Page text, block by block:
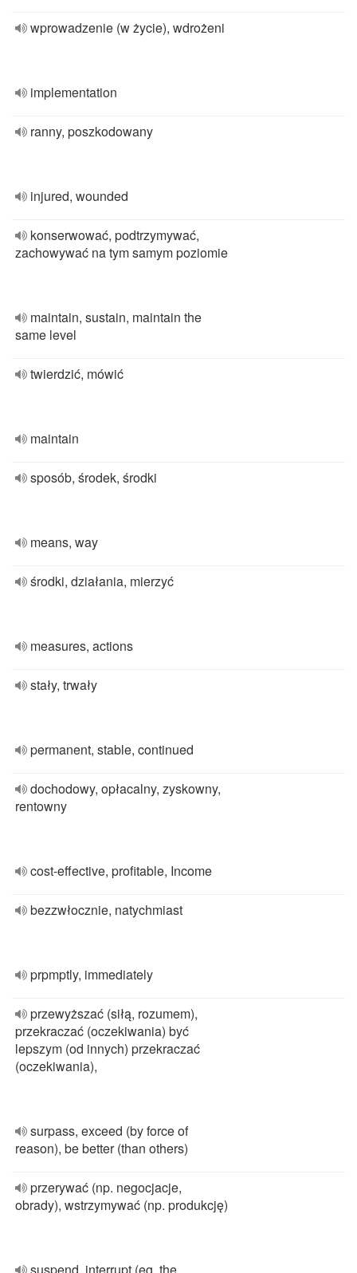
wprowadzenie (w życie), wdrożeni
implementation
ranny, poszkodowany
injured, wounded
konserwować, podtrzymywać,
zachowywać na tym samym poziomie
maintain, sustain, maintain the
same level
twierdzić, mówić
maintain
sposób, środek, środki
means, way
środki, działania, mierzyć
measures, actions
stały, trwały
permanent, stable, continued
dochodowy, opłacalny, zyskowny,
rentowny
cost-effective, profitable, Income
bezzwłocznie, natychmiast
prpmptly, immediately
przewyższać (siłą, rozumem),
przekraczać (oczekiwania) być
lepszym (od innych) przekraczać
(oczekiwania),
surpass, exceed (by force of
reason), be better (than others)
przerywać (np. negocjacje,
obrady), wstrzymywać (np. produkcję)